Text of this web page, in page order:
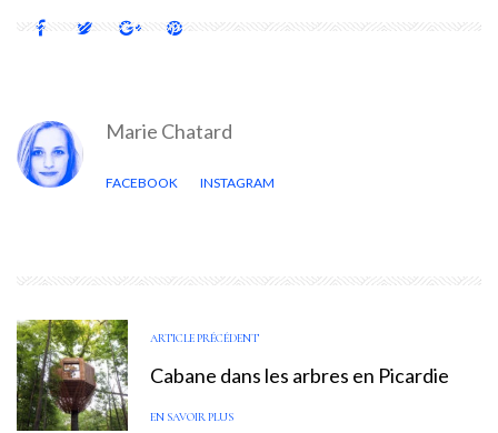
Marie Chatard
FACEBOOK INSTAGRAM
ARTICLE PRÉCÉDENT
Cabane dans les arbres en Picardie
EN SAVOIR PLUS